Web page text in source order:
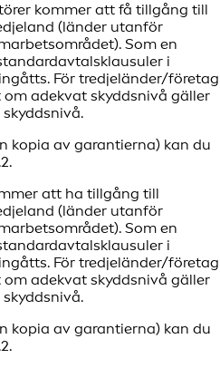
kommer att få tillgång till
(länder utanför
Som en
i
För tredjeländer/företag
adekvat skyddsnivå gäller
kopia av garantierna) kan du
att ha tillgång till
(länder utanför
Som en
i
För tredjeländer/företag
adekvat skyddsnivå gäller
kopia av garantierna) kan du